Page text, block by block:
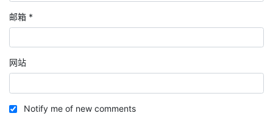
邮箱 *
网站
Notify me of new comments